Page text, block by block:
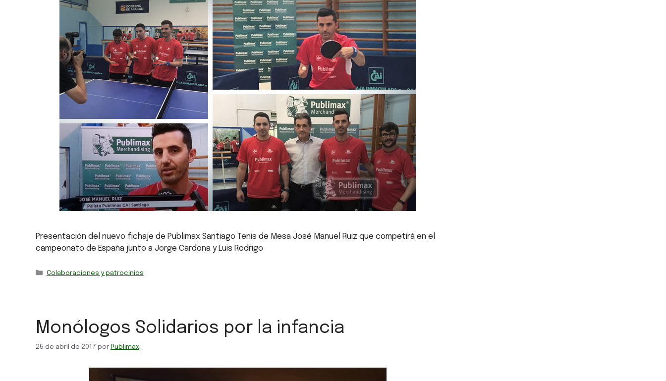
Presentación del nuevo fichaje de Publimax Santiago Tenis de Mesa José Manuel Ruiz que competirá en el
campeonato de España junto a Jorge Cardona y Luis Rodrigo
Colaboraciones y patrocinios
Monólogos Solidarios por la infancia
25 de abril de 2017 por Publimax